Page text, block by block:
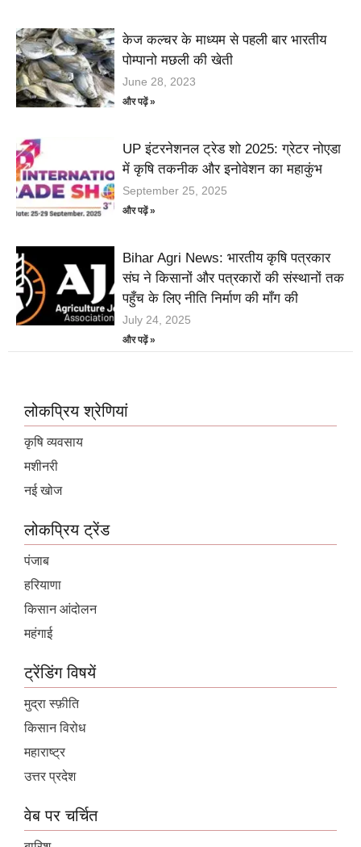
केज कल्चर के माध्यम से पहली बार भारतीय
पोम्पानो मछली की खेती
June 28, 2023
और पढ़ें »
UP इंटरनेशनल ट्रेड शो 2025: ग्रेटर नोएडा
में कृषि तकनीक और इनोवेशन का महाकुंभ
September 25, 2025
और पढ़ें »
Bihar Agri News: भारतीय कृषि पत्रकार
संघ ने किसानों और पत्रकारों की संस्थानों तक
पहुँच के लिए नीति निर्माण की माँग की
July 24, 2025
और पढ़ें »
लोकप्रिय श्रेणियां
कृषि व्यवसाय
मशीनरी
नई खोज
लोकप्रिय ट्रेंड
पंजाब
हरियाणा
किसान आंदोलन
महंगाई
ट्रेंडिंग विषयें
मुद्रा स्फ़ीति
किसान विरोध
महाराष्ट्र
उत्तर प्रदेश
वेब पर चर्चित